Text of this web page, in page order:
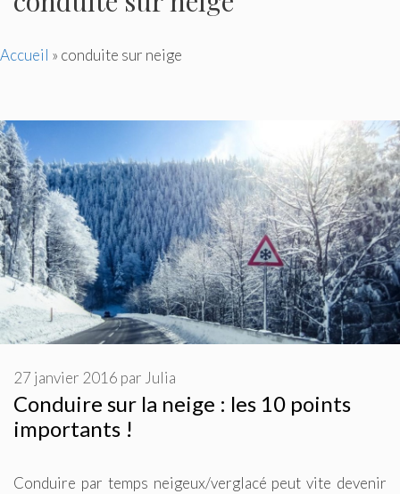
Accueil » conduite sur neige
Conduire sur la neige : les 10 points
importants !
27 janvier 2016 par Julia
Conduire par temps neigeux/verglacé peut vite devenir